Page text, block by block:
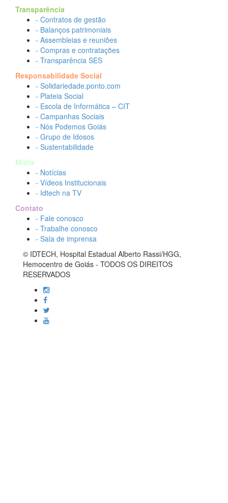
Transparência
- Contratos de gestão
- Balanços patrimoniais
- Assembleias e reuniões
- Compras e contratações
- Transparência SES
Responsabilidade Social
- Solidariedade.ponto.com
- Plateia Social
- Escola de Informática – CIT
- Campanhas Sociais
- Nós Podemos Goiás
- Grupo de Idosos
- Sustentabilidade
Mídia
- Notícias
- Vídeos Institucionais
- Idtech na TV
Contato
- Fale conosco
- Trabalhe conosco
- Sala de imprensa
© IDTECH, Hospital Estadual Alberto Rassi/HGG,
Hemocentro de Goiás - TODOS OS DIREITOS
RESERVADOS